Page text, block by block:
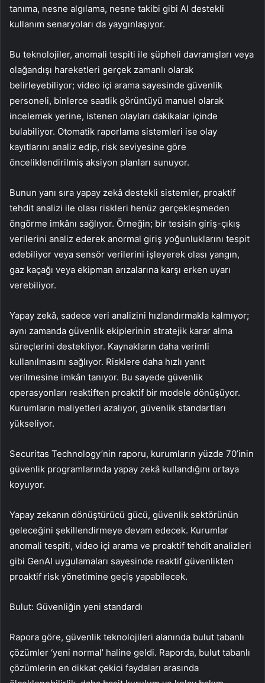
tanıma, nesne algılama, nesne takibi gibi AI destekli
kullanım senaryoları da yaygınlaşıyor.
Bu teknolojiler, anomali tespiti ile şüpheli davranışları veya
olağandışı hareketleri gerçek zamanlı olarak
belirleyebiliyor; video içi arama sayesinde güvenlik
personeli, binlerce saatlik görüntüyü manuel olarak
incelemek yerine, istenen olayları dakikalar içinde
bulabiliyor. Otomatik raporlama sistemleri ise olay
kayıtlarını analiz edip, risk seviyesine göre
önceliklendirilmiş aksiyon planları sunuyor.
Bunun yanı sıra yapay zekâ destekli sistemler, proaktif
tehdit analizi ile olası riskleri henüz gerçekleşmeden
öngörme imkânı sağlıyor. Örneğin; bir tesisin giriş-çıkış
verilerini analiz ederek anormal giriş yoğunluklarını tespit
edebiliyor veya sensör verilerini işleyerek olası yangın,
gaz kaçağı veya ekipman arızalarına karşı erken uyarı
verebiliyor.
Yapay zekâ, sadece veri analizini hızlandırmakla kalmıyor;
aynı zamanda güvenlik ekiplerinin stratejik karar alma
süreçlerini destekliyor. Kaynakların daha verimli
kullanılmasını sağlıyor. Risklere daha hızlı yanıt
verilmesine imkân tanıyor. Bu sayede güvenlik
operasyonları reaktiften proaktif bir modele dönüşüyor.
Kurumların maliyetleri azalıyor, güvenlik standartları
yükseliyor.
Securitas Technology’nin raporu, kurumların yüzde 70’inin
güvenlik programlarında yapay zekâ kullandığını ortaya
koyuyor.
Yapay zekanın dönüştürücü gücü, güvenlik sektörünün
geleceğini şekillendirmeye devam edecek. Kurumlar
anomali tespiti, video içi arama ve proaktif tehdit analizleri
gibi GenAI uygulamaları sayesinde reaktif güvenlikten
proaktif risk yönetimine geçiş yapabilecek.
Bulut: Güvenliğin yeni standardı
Rapora göre, güvenlik teknolojileri alanında bulut tabanlı
çözümler ‘yeni normal’ haline geldi. Raporda, bulut tabanlı
çözümlerin en dikkat çekici faydaları arasında